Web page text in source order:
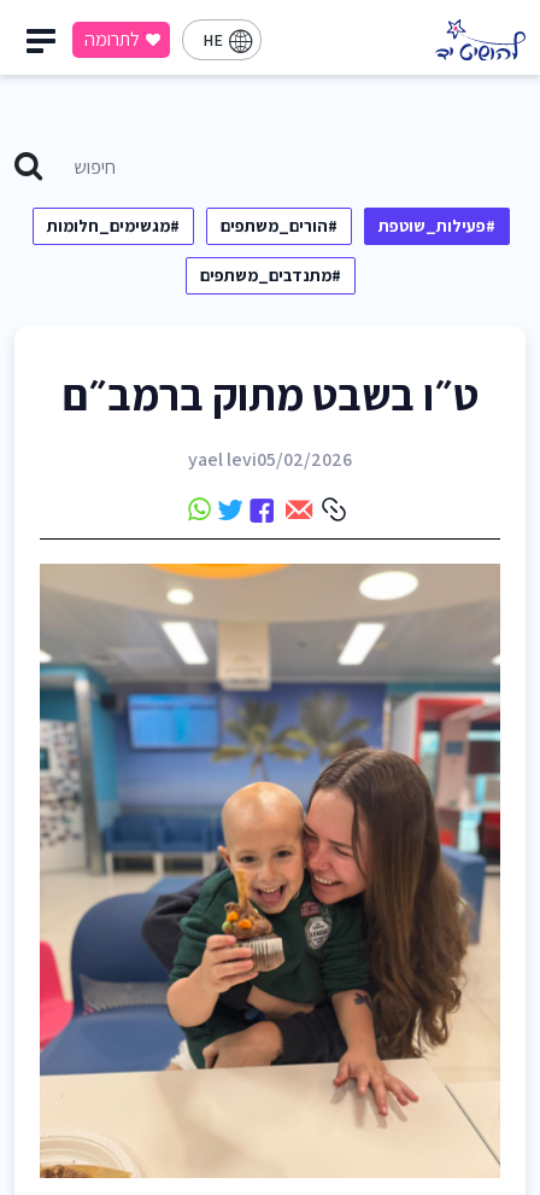
HE לתרומה
#פעילות_שוטפת #הורים_משתפים #מגשימים_חלומות
#מתנדבים_משתפים
ט״ו בשבט מתוק ברמב״ם
yael levi05/02/2026